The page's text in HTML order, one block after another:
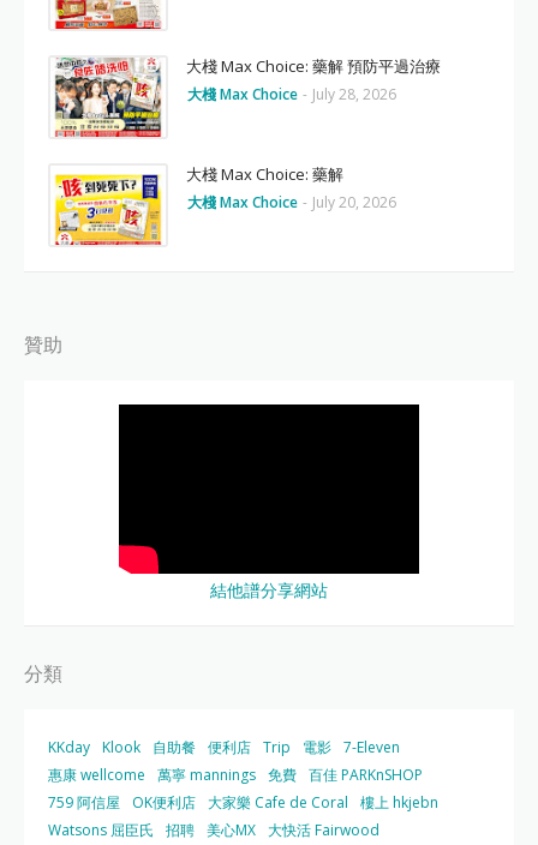
大棧 Max Choice: 藥解 預防平過治療
大棧 Max Choice - July 28, 2026
大棧 Max Choice: 藥解
大棧 Max Choice - July 20, 2026
贊助
結他譜分享網站
分類
KKday Klook 自助餐 便利店 Trip 電影 7-Eleven
惠康 wellcome
萬寧 mannings 免費 百佳 PARKnSHOP
759 阿信屋
OK便利店 大家樂 Cafe de Coral
樓上 hkjebn
Watsons 屈臣氏
招聘 美心MX 大快活 Fairwood